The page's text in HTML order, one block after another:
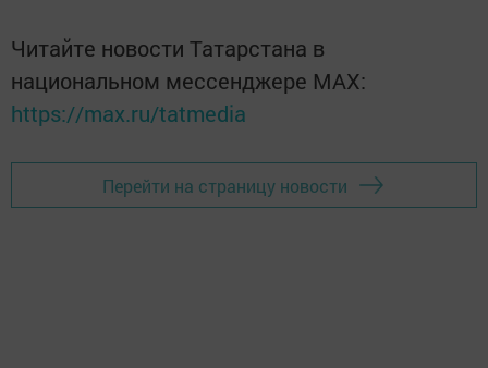
Читайте новости Татарстана в
национальном мессенджере MАХ:
https://max.ru/tatmedia
Перейти на страницу новости